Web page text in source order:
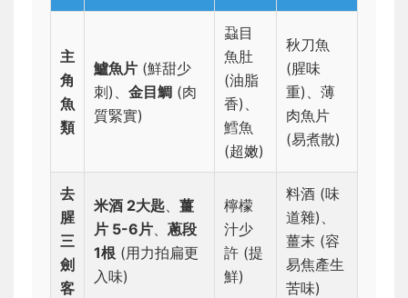
主
角
魚
類
鱸魚片 (鮮甜少
刺)、 金目鯛 (肉
質緊實)
蝨目
魚肚
(油脂
香)、
鱈魚
(超嫩)
秋刀魚
(腥味
重)、薄
肉魚片
(易煮散)
去
腥
三
劍
客
米酒 2大匙、 薑
片 5-6片、 蔥段
1根 (用力拍扁更
入味)
檸檬
汁少
許 (提
鮮)
料酒 (味
道雜)、
薑末 (容
易焦產生
苦味)